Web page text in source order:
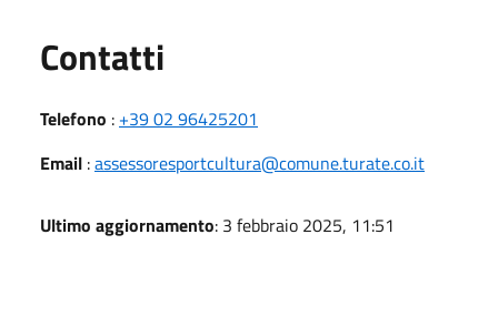
Contatti
Telefono : +39 02 96425201
Email :assessoresportcultura@comune.turate.co.it
Ultimo aggiornamento: 3 febbraio 2025, 11:51